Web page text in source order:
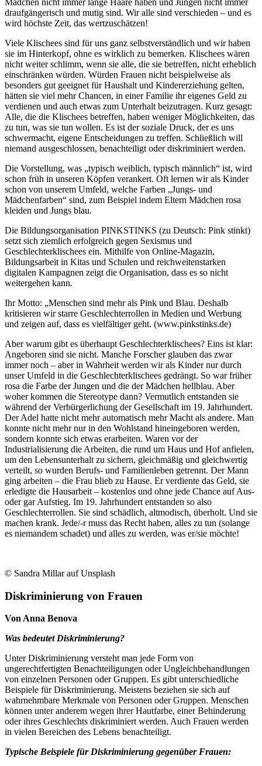
Mädchen nicht immer lange Haare haben und Jungen nicht immer
draufgängerisch und mutig sind. Wir alle sind verschieden – und es
wird höchste Zeit, das wertzuschätzen!
Viele Klischees sind für uns ganz selbstverständlich und wir haben
sie im Hinterkopf, ohne es wirklich zu bemerken. Klischees wären
nicht weiter schlimm, wenn sie alle, die sie betreffen, nicht erheblich
einschränken würden. Würden Frauen nicht beispielweise als
besonders gut geeignet für Haushalt und Kindererziehung gelten,
hätten sie viel mehr Chancen, in einer Familie ihr eigenes Geld zu
verdienen und auch etwas zum Unterhalt beizutragen. Kurz gesagt:
Alle, die die Klischees betreffen, haben weniger Möglichkeiten, das
zu tun, was sie tun wollen. Es ist der soziale Druck, der es uns
schwermacht, eigene Entscheidungen zu treffen. Schließlich will
niemand ausgeschlossen, benachteiligt oder diskriminiert werden.
Die Vorstellung, was „typisch weiblich, typisch männlich“ ist, wird
schon früh in unseren Köpfen verankert. Oft lernen wir als Kinder
schon von unserem Umfeld, welche Farben „Jungs- und
Mädchenfarben“ sind, zum Beispiel indem Eltern Mädchen rosa
kleiden und Jungs blau.
Die Bildungsorganisation PINKSTINKS (zu Deutsch: Pink stinkt)
setzt sich ziemlich erfolgreich gegen Sexismus und
Geschlechterklischees ein. Mithilfe von Online-Magazin,
Bildungsarbeit in Kitas und Schulen und reichweitenstarken
digitalen Kampagnen zeigt die Organisation, dass es so nicht
weitergehen kann.
Ihr Motto: „Menschen sind mehr als Pink und Blau. Deshalb
kritisieren wir starre Geschlechterrollen in Medien und Werbung
und zeigen auf, dass es vielfältiger geht. (www.pinkstinks.de)
Aber warum gibt es überhaupt Geschlechterklischees? Eins ist klar:
Angeboren sind sie nicht. Manche Forscher glauben das zwar
immer noch – aber in Wahrheit werden wir als Kinder nur durch
unser Umfeld in die Geschlechterklischees gedrängt. So war früher
rosa die Farbe der Jungen und die der Mädchen hellblau. Aber
woher kommen die Stereotype dann? Vermutlich entstanden sie
während der Verbürgerlichung der Gesellschaft im 19. Jahrhundert.
Der Adel hatte nicht mehr automatisch mehr Macht als andere. Man
konnte nicht mehr nur in den Wohlstand hineingeboren werden,
sondern konnte sich etwas erarbeiten. Waren vor der
Industrialisierung die Arbeiten, die rund um Haus und Hof anfielen,
um den Lebensunterhalt zu sichern, gleichmäßig und gleichwertig
verteilt, so wurden Berufs- und Familienleben getrennt. Der Mann
ging arbeiten – die Frau blieb zu Hause. Er verdiente das Geld, sie
erledigte die Hausarbeit – kostenlos und ohne jede Chance auf Aus-
oder gar Aufstieg. Im 19. Jahrhundert entstanden so also
Geschlechterrollen. Sie sind schädlich, altmodisch, überholt. Und sie
machen krank. Jede/-r muss das Recht haben, alles zu tun (solange
es niemandem schadet) und alles zu werden, was er/sie möchte!
© Sandra Millar auf Unsplash
Diskriminierung von Frauen
Von Anna Benova
Was bedeutet Diskriminierung?
Unter Diskriminierung versteht man jede Form von
ungerechtfertigten Benachteiligungen oder Ungleichbehandlungen
von einzelnen Personen oder Gruppen. Es gibt unterschiedliche
Beispiele für Diskriminierung. Meistens beziehen sie sich auf
wahrnehmbare Merkmale von Personen oder Gruppen. Menschen
können unter anderem wegen ihrer Hautfarbe, einer Behinderung
oder ihres Geschlechts diskriminiert werden. Auch Frauen werden
in vielen Bereichen des Lebens benachteiligt.
Typische Beispiele für Diskriminierung gegenüber Frauen: